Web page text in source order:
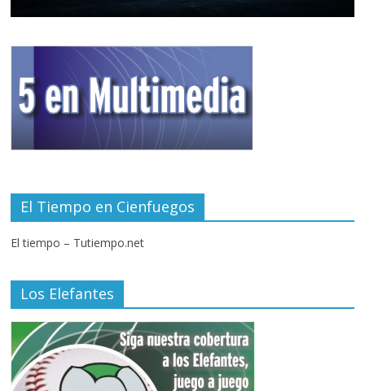
El Tiempo en Cienfuegos
El tiempo – Tutiempo.net
Los Elefantes